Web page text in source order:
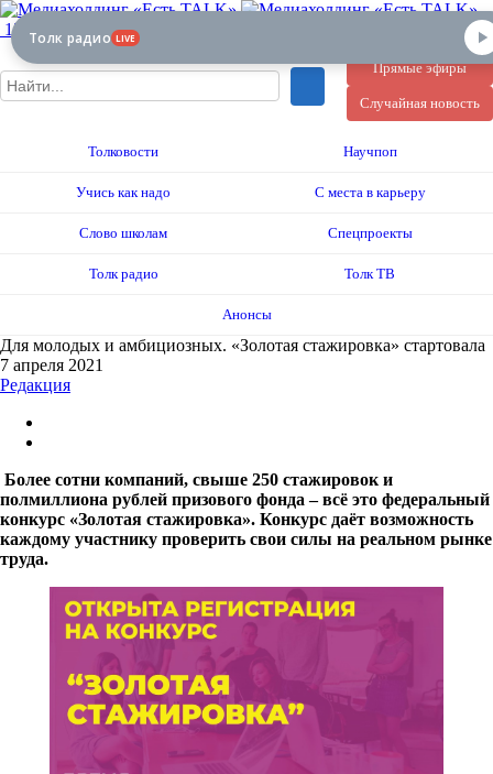
12+
Прямые эфиры
Случайная новость
Толковости Научпоп
Учись как надо С места в карьеру
Слово школам Спецпроекты
Толк радио Толк ТВ
Анонсы
Для молодых и амбициозных. «Золотая стажировка» стартовала
7 апреля 2021
Редакция
Более сотни компаний, свыше 250 стажировок и
полмиллиона рублей призового фонда – всё это федеральный
конкурс «Золотая стажировка». Конкурс даёт возможность
каждому участнику проверить свои силы на реальном рынке
труда.
Толк радио LIVE